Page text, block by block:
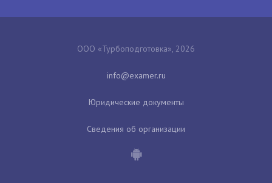
ООО «Турбоподготовка», 2026
Юридические документы
Сведения об организации